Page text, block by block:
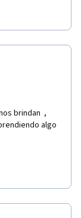
brindan  ,
algo